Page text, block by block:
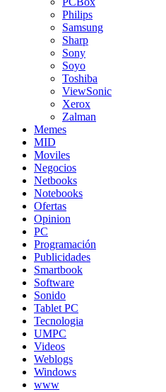
Philips
Samsung
Sharp
Sony
Soyo
Toshiba
ViewSonic
Xerox
Zalman
Memes
MID
Moviles
Negocios
Netbooks
Notebooks
Ofertas
Opinion
PC
Programación
Publicidades
Smartbook
Software
Sonido
Tablet PC
Tecnologia
UMPC
Videos
Weblogs
Windows
www